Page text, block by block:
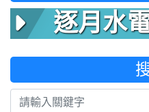
逐月水